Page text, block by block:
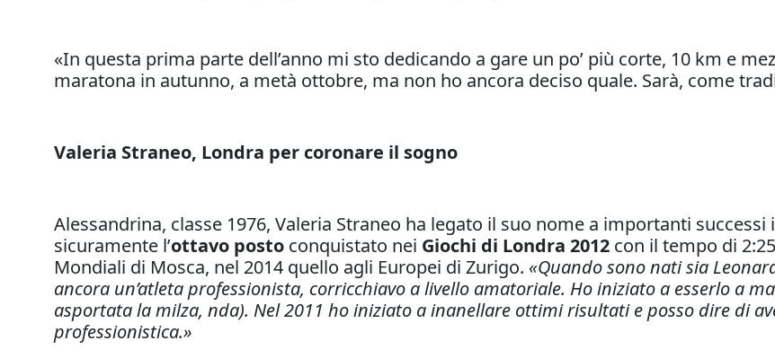
«In questa prima parte dell’anno mi sto dedicando a gare un po’ più corte, 10 km e
maratona in autunno, a metà ottobre, ma non ho ancora deciso quale. Sarà, come
Valeria Straneo, Londra per coronare il sogno
Alessandrina, classe 1976, Valeria Straneo ha legato il suo nome a importanti
sicuramente l’ottavo posto conquistato nei Giochi di Londra 2012 con il tempo di
Mondiali di Mosca, nel 2014 quello agli Europei di Zurigo. «Quando sono nati sia
ancora un’atleta professionista, corricchiavo a livello amatoriale. Ho iniziato a esserlo a
asportata la milza, nda). Nel 2011 ho iniziato a inanellare ottimi risultati e posso dire di
professionistica.»